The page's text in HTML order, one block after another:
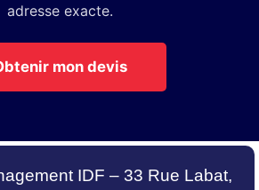
adresse exacte.
mon devis
IDF – 33 Rue Labat,